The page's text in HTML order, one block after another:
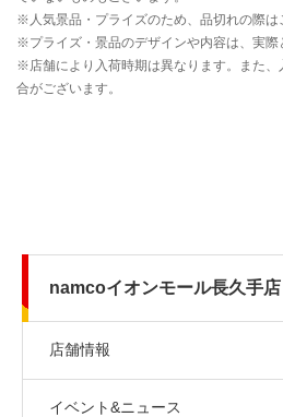
namcoイオンモール長久手店
店舗情報
イベント&ニュース